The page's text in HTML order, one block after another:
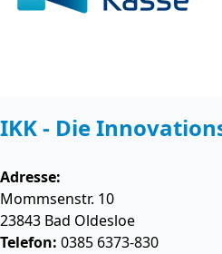
IKK - Die
Adresse:
Mommsenstr. 10
23843 Bad Oldesloe
Telefon: 0385 6373-830